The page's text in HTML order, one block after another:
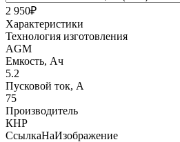
2 950₽
Характеристики
Технология изготовления
AGM
Емкость, Ач
5.2
Пусковой ток, А
75
Производитель
КНР
СсылкаНаИзображение